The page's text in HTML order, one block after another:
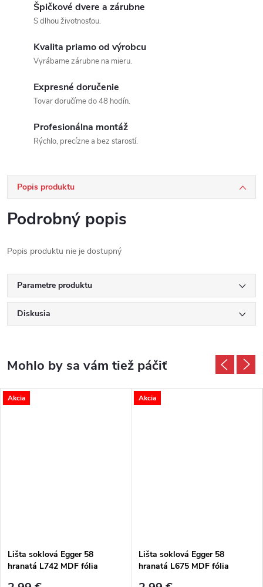
Špičkové dvere a zárubne
S dlhou životnosťou.
Kvalita priamo od výrobcu
Vyrábame zárubne na mieru.
Expresné doručenie
Tovar doručíme do 48 hodín.
Profesionálna montáž
Rýchlo, precízne a bez starostí.
Popis produktu
Podrobný popis
Popis produktu nie je dostupný
Parametre produktu
Diskusia
Akcia
Lišta soklová Egger 58
hranatá L742 MDF fólia
Akcia
Lišta soklová Egger 58
hranatá L675 MDF fólia